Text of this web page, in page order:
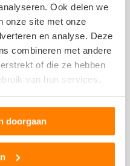
Ook delen we
onze site met onze
en analyse. Deze
combineren met andere
of die ze hebben
van hun services.
doorgaan
van mijn mazda
achterlicht en waarop ik